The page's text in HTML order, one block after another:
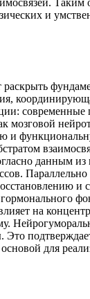
Таким
и
современные
мозговой
и
данным
Параллельно
и
на
основой для